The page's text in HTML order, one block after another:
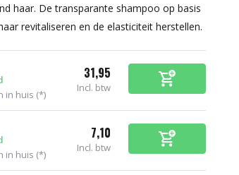
haar. De transparante shampoo op basis
revitaliseren en de elasticiteit herstellen.
in huis (*)
31,95
Incl. btw
in huis (*)
7,10
Incl. btw